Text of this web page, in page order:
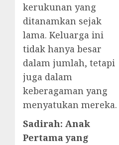
kerukunan yang
ditanamkan sejak
lama. Keluarga ini
tidak hanya besar
dalam jumlah, tetapi
juga dalam
keberagaman yang
menyatukan mereka.
Sadirah: Anak
Pertama yang